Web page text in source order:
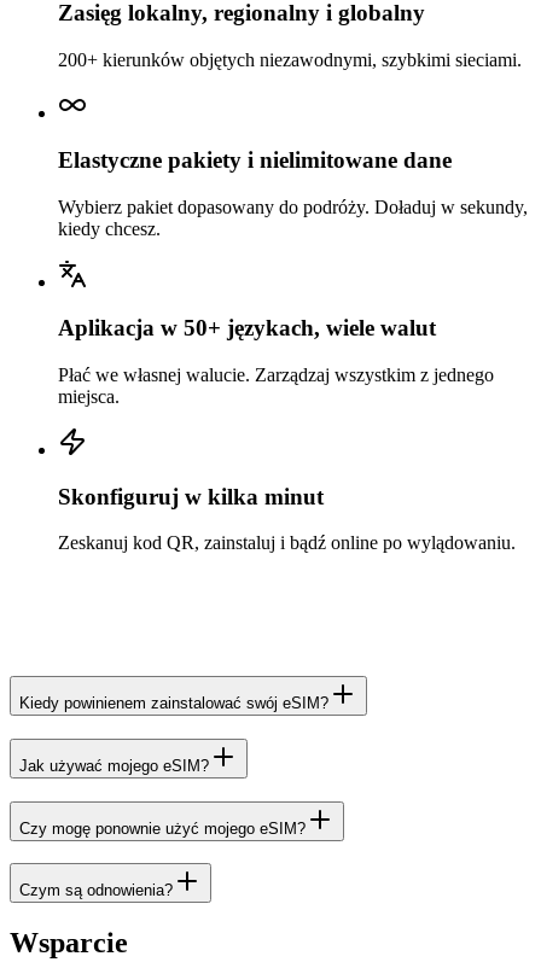
Zasięg lokalny, regionalny i globalny
200+ kierunków objętych niezawodnymi, szybkimi sieciami.
Elastyczne pakiety i nielimitowane dane
Wybierz pakiet dopasowany do podróży. Doładuj w sekundy,
kiedy chcesz.
Aplikacja w 50+ językach, wiele walut
Płać we własnej walucie. Zarządzaj wszystkim z jednego
miejsca.
Skonfiguruj w kilka minut
Zeskanuj kod QR, zainstaluj i bądź online po wylądowaniu.
Kiedy powinienem zainstalować swój eSIM?
Jak używać mojego eSIM?
Czy mogę ponownie użyć mojego eSIM?
Czym są odnowienia?
Wsparcie